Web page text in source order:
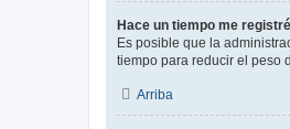
Hace un tiempo me
Es posible que la
tiempo para reducir el peso
Arriba